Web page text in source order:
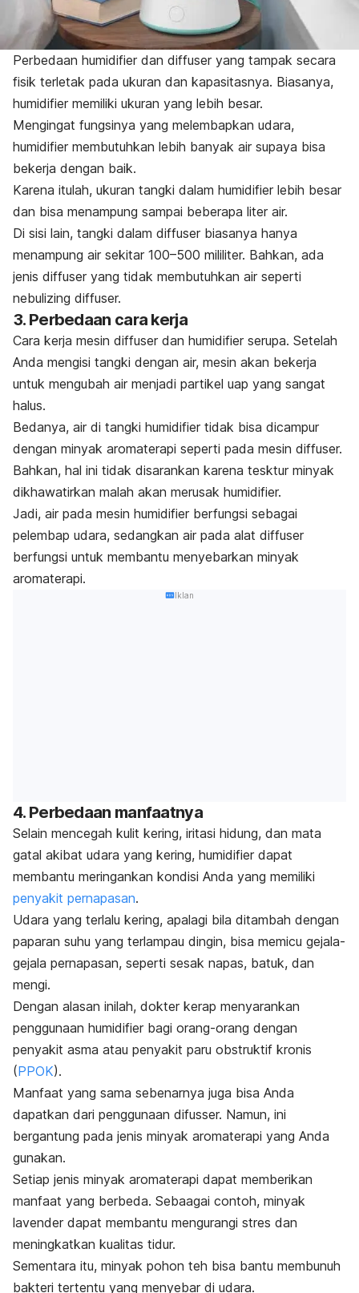
Perbedaan humidifier dan diffuser yang tampak secara
fisik terletak pada ukuran dan kapasitasnya. Biasanya,
humidifier memiliki ukuran yang lebih besar.
Mengingat fungsinya yang melembapkan udara,
humidifier membutuhkan lebih banyak air supaya bisa
bekerja dengan baik.
Karena itulah, ukuran tangki dalam humidifier lebih besar
dan bisa menampung sampai beberapa liter air.
Di sisi lain, tangki dalam diffuser biasanya hanya
menampung air sekitar 100–500 mililiter. Bahkan, ada
jenis diffuser yang tidak membutuhkan air seperti
nebulizing diffuser.
3. Perbedaan cara kerja
Cara kerja mesin diffuser dan humidifier serupa. Setelah
Anda mengisi tangki dengan air, mesin akan bekerja
untuk mengubah air menjadi partikel uap yang sangat
halus.
Bedanya, air di tangki humidifier tidak bisa dicampur
dengan minyak aromaterapi seperti pada mesin diffuser.
Bahkan, hal ini tidak disarankan karena tesktur minyak
dikhawatirkan malah akan merusak humidifier.
Jadi, air pada mesin humidifier berfungsi sebagai
pelembap udara, sedangkan air pada alat diffuser
berfungsi untuk membantu menyebarkan minyak
aromaterapi.
Iklan
4. Perbedaan manfaatnya
Selain mencegah kulit kering, iritasi hidung, dan mata
gatal akibat udara yang kering, humidifier dapat
membantu meringankan kondisi Anda yang memiliki
penyakit pernapasan.
Udara yang terlalu kering, apalagi bila ditambah dengan
paparan suhu yang terlampau dingin, bisa memicu gejala-
gejala pernapasan, seperti sesak napas, batuk, dan
mengi.
Dengan alasan inilah, dokter kerap menyarankan
penggunaan humidifier bagi orang-orang dengan
penyakit asma atau penyakit paru obstruktif kronis
(PPOK).
Manfaat yang sama sebenarnya juga bisa Anda
dapatkan dari penggunaan difusser. Namun, ini
bergantung pada jenis minyak aromaterapi yang Anda
gunakan.
Setiap jenis minyak aromaterapi dapat memberikan
manfaat yang berbeda. Sebaagai contoh, minyak
lavender dapat membantu mengurangi stres dan
meningkatkan kualitas tidur.
Sementara itu, minyak pohon teh bisa bantu membunuh
bakteri tertentu yang menyebar di udara.